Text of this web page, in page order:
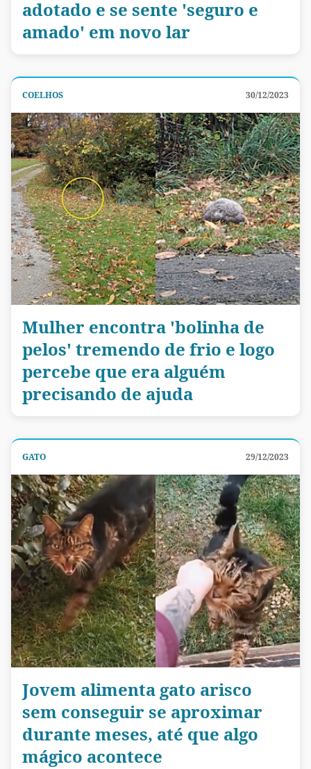
adotado e se sente 'seguro e
amado' em novo lar
COELHOS 30/12/2023
Mulher encontra 'bolinha de
pelos' tremendo de frio e logo
percebe que era alguém
precisando de ajuda
GATO 29/12/2023
Jovem alimenta gato arisco
sem conseguir se aproximar
durante meses, até que algo
mágico acontece